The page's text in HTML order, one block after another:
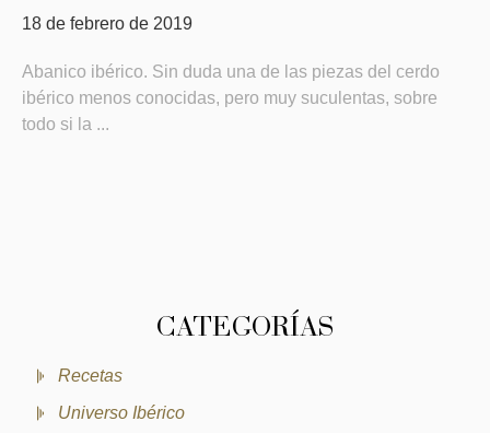
18 de febrero de 2019
Abanico ibérico. Sin duda una de las piezas del cerdo
ibérico menos conocidas, pero muy suculentas, sobre
todo si la ...
CATEGORÍAS
Recetas
Universo Ibérico